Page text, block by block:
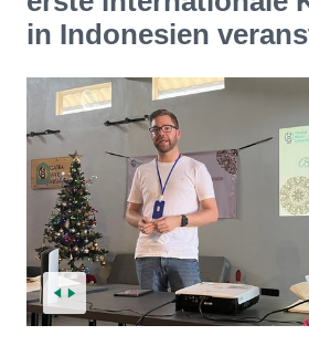
in Indonesien